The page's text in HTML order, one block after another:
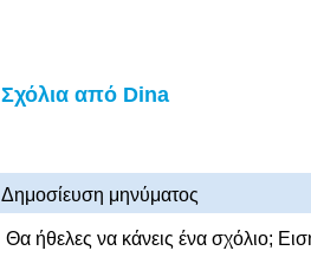
Σχόλια από Dina
Δημοσίευση μηνύματος
Θα ήθελες να κάνεις ένα σχόλιο;